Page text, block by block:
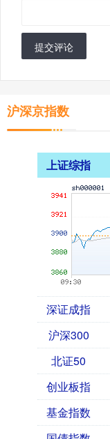
提交评论
沪深京指数
上证综指
深证成指
沪深300
北证50
创业板指
基金指数